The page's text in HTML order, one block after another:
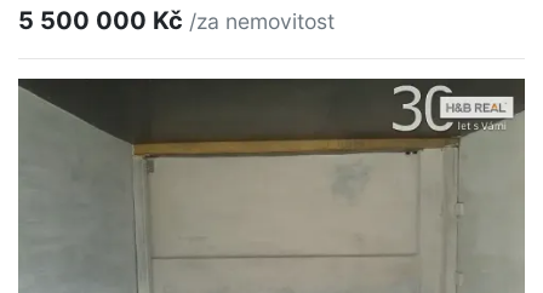
5 500 000 Kč /za nemovitost